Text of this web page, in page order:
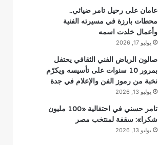
عامان على رحيل تامر ضيائي..
محطات بارزة في مسيرته الفنية
وأعمال خلدت اسمه
يوليو 17, 2026
صالون الرياض الفني الثقافي يحتفل
بمرور 10 سنوات على تأسيسه ويكرّم
نخبة من رموز الفن والإعلام في جدة
يوليو 13, 2026
تامر حسني في احتفالية «100 مليون
شكرا»: سقفة لمنتخب مصر
يوليو 13, 2026